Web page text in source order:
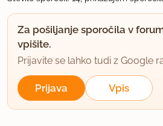
Za pošiljanje sporočila v
vpišite.
Prijavite se lahko tudi z Google
Prijava Vpis